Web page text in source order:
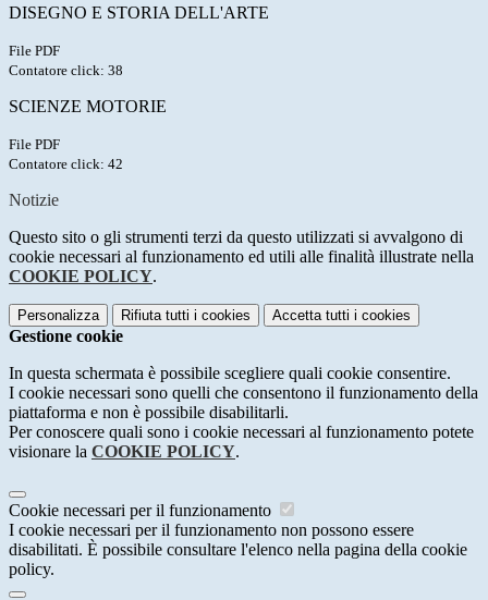
DISEGNO E STORIA DELL'ARTE
File PDF
Contatore click: 38
SCIENZE MOTORIE
File PDF
Contatore click: 42
Notizie
Questo sito o gli strumenti terzi da questo utilizzati si avvalgono di
cookie necessari al funzionamento ed utili alle finalità illustrate nella
COOKIE POLICY.
Personalizza Rifiuta tutti i cookies Accetta tutti i cookies
Gestione cookie
In questa schermata è possibile scegliere quali cookie consentire.
I cookie necessari sono quelli che consentono il funzionamento della
piattaforma e non è possibile disabilitarli.
Per conoscere quali sono i cookie necessari al funzionamento potete
visionare la COOKIE POLICY.
Cookie necessari per il funzionamento
I cookie necessari per il funzionamento non possono essere
disabilitati. È possibile consultare l'elenco nella pagina della cookie
policy.